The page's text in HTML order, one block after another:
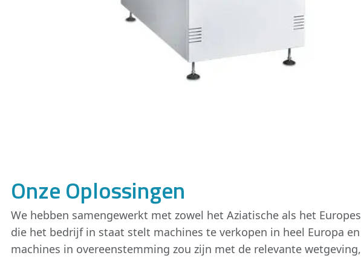
Onze Oplossingen
We hebben samengewerkt met zowel het Aziatische als het
die het bedrijf in staat stelt machines te verkopen in heel Europa
machines in overeenstemming zou zijn met de relevante